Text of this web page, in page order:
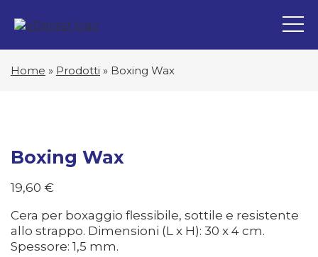
Home » Prodotti » Boxing Wax
Boxing Wax
19,60 €
Cera per boxaggio flessibile, sottile e resistente
allo strappo. Dimensioni (L x H): 30 x 4 cm.
Spessore: 1,5 mm.